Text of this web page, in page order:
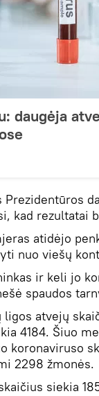
daugėja
Prezidentūros
kad rezultatai
atidėjo
nuo viešų
ir keli jo
spaudos
atvejų
4184. Šiuo
koronaviruso
2298 žmonės.
siekia